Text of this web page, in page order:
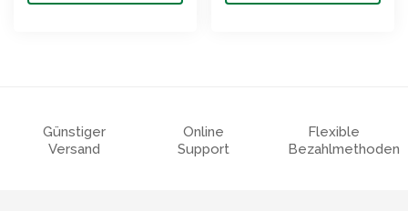
Günstiger
Versand
Online
Support
Flexible
Bezahlmethoden